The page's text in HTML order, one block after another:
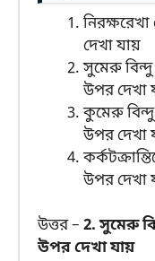
দেখা যায়
সুমেরু
উপর দেখা
কুমেরু
উপর দেখা
উপর দেখা
উত্তর – 2. সুমেরু
উপর দেখা যায়